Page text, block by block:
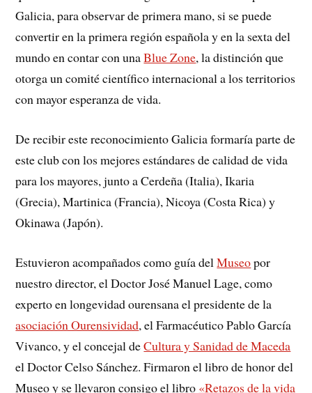
Galicia, para observar de primera mano, si se puede
convertir en la primera región española y en la sexta del
mundo en contar con unaBlue Zone, la distinción que
otorga un comité científico internacional a los territorios
con mayor esperanza de vida.
De recibir este reconocimiento Galicia formaría parte de
este club con los mejores estándares de calidad de vida
para los mayores, junto a Cerdeña (Italia), Ikaria
(Grecia), Martinica (Francia), Nicoya (Costa Rica) y
Okinawa (Japón).
Estuvieron acompañados como guía delMuseopor
nuestro director, el Doctor José Manuel Lage, como
experto en longevidad ourensana el presidente de la
asociación Ourensividad, el Farmacéutico Pablo García
Vivanco, y el concejal deCultura y Sanidad de Maceda
el Doctor Celso Sánchez. Firmaron el libro de honor del
Museo y se llevaron consigo el libro «Retazos de la vida